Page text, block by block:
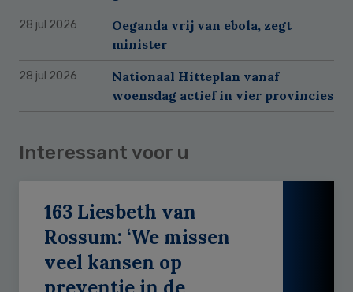
28 jul 2026
Oeganda vrij van ebola, zegt
minister
28 jul 2026
Nationaal Hitteplan vanaf
woensdag actief in vier provincies
Interessant voor u
163 Liesbeth van
Rossum: ‘We missen
veel kansen op